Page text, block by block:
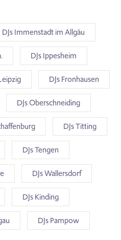
DJs Immenstadt im Allgäu
DJs Ippesheim
DJs Fronhausen
DJs Oberschneiding
DJs Titting
DJs Tengen
DJs Wallersdorf
DJs Kinding
DJs Pampow